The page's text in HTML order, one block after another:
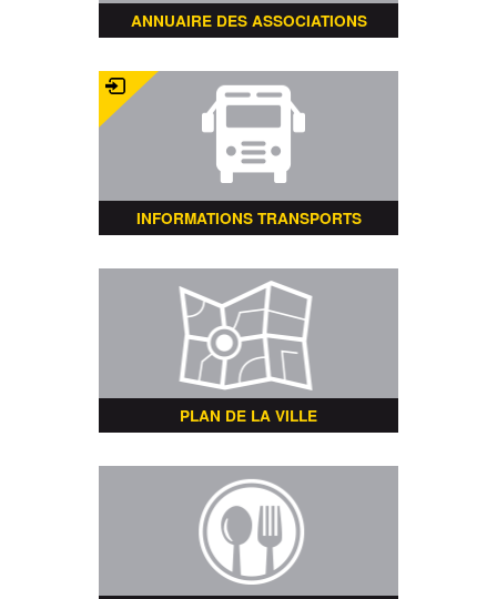
ANNUAIRE DES ASSOCIATIONS
INFORMATIONS TRANSPORTS
PLAN DE LA VILLE